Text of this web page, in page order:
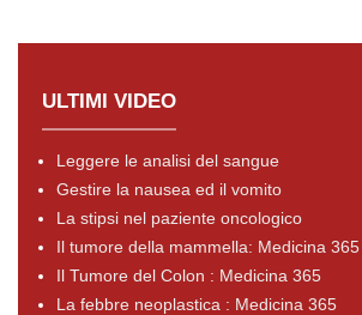
ULTIMI VIDEO
Leggere le analisi del sangue
Gestire la nausea ed il vomito
La stipsi nel paziente oncologico
Il tumore della mammella: Medicina 365
Il Tumore del Colon : Medicina 365
La febbre neoplastica : Medicina 365